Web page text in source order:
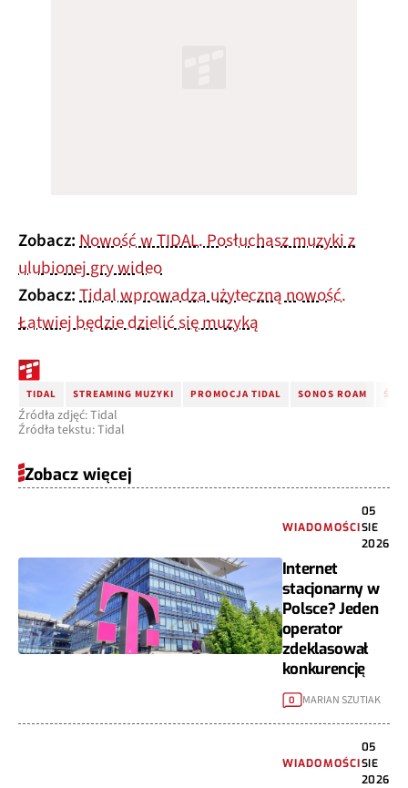
Zobacz:Nowość w TIDAL. Posłuchasz muzyki z
ulubionej gry wideo
Zobacz:Tidal wprowadza użyteczną nowość.
Łatwiej będzie dzielić się muzyką
TIDAL STREAMING MUZYKI PROMOCJA TIDAL SONOS ROAM
Źródła zdjęć: Tidal
Źródła tekstu: Tidal
Zobacz więcej
WIADOMOŚCI
05
SIE
2026
Internet
stacjonarny w
Polsce? Jeden
operator
zdeklasował
konkurencję
0 MARIAN SZUTIAK
WIADOMOŚCI
05
SIE
2026